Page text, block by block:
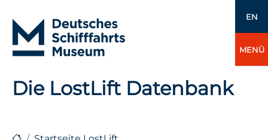
EN
MENÜ
Die LostLift Datenbank